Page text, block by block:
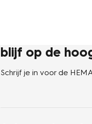
blijf op de
Schrijf je in voor de